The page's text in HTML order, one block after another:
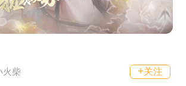
火柴 +关注